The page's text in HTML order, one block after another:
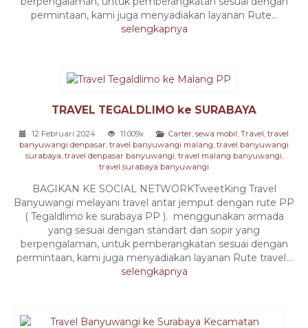
permintaan, kami juga menyadiakan layanan Rute...
selengkapnya
TRAVEL TEGALDLIMO ke SURABAYA
12 Februari 2024 11.009x Carter sewa mobil Travel travel
banyuwangi denpasar travel banyuwangi malang travel banyuwangi
surabaya travel denpasar banyuwangi travel malang banyuwangi
travel surabaya banyuwangi
BAGIKAN KE SOCIAL NETWORKTweetKing Travel
Banyuwangi melayani travel antar jemput dengan rute PP
( Tegaldlimo ke surabaya PP ). menggunakan armada
yang sesuai dengan standart dan sopir yang
berpengalaman, untuk pemberangkatan sesuai dengan
permintaan, kami juga menyadiakan layanan Rute travel...
selengkapnya